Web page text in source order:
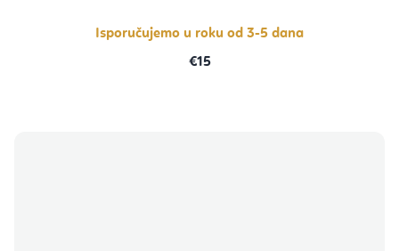
zvjezdica.
Isporučujemo u roku od 3-5 dana
€15